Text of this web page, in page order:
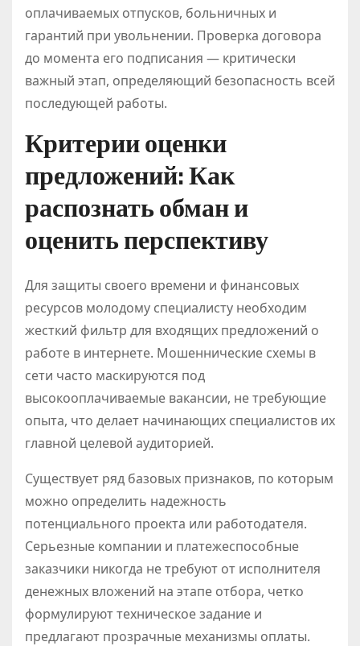
оплачиваемых отпусков, больничных и
гарантий при увольнении. Проверка договора
до момента его подписания — критически
важный этап, определяющий безопасность всей
последующей работы.
Критерии оценки
предложений: Как
распознать обман и
оценить перспективу
Для защиты своего времени и финансовых
ресурсов молодому специалисту необходим
жесткий фильтр для входящих предложений о
работе в интернете. Мошеннические схемы в
сети часто маскируются под
высокооплачиваемые вакансии, не требующие
опыта, что делает начинающих специалистов их
главной целевой аудиторией.
Существует ряд базовых признаков, по которым
можно определить надежность
потенциального проекта или работодателя.
Серьезные компании и платежеспособные
заказчики никогда не требуют от исполнителя
денежных вложений на этапе отбора, четко
формулируют техническое задание и
предлагают прозрачные механизмы оплаты.